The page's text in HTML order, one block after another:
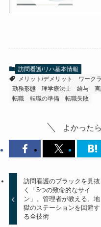
訪問看護/リハ基本情報
メリット/デメリット
ワーク
勤務形態
理学療法士 給与
転職
転職の準備 転職失敗
よかった
訪問看護のブラックを見抜
く「5つの致命的なサイ
ン」。管理者が教える、地
獄のステーションを回避す
る全技術